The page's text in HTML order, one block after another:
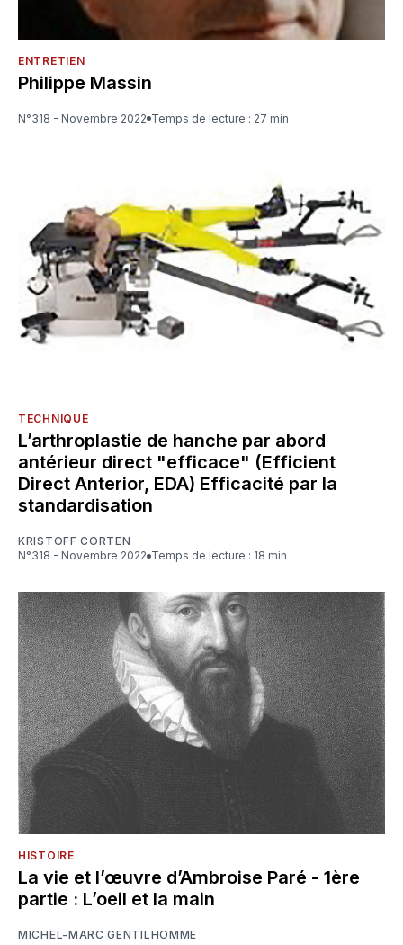
ENTRETIEN
Philippe Massin
N°318 - Novembre 2022 Temps de lecture : 27 min
TECHNIQUE
L’arthroplastie de hanche par abord
antérieur direct "efficace" (Efficient
Direct Anterior, EDA) Efficacité par la
standardisation
KRISTOFF CORTEN
N°318 - Novembre 2022
Temps de lecture : 18 min
HISTOIRE
La vie et l’œuvre d’Ambroise Paré - 1ère
partie : L’oeil et la main
MICHEL-MARC GENTILHOMME